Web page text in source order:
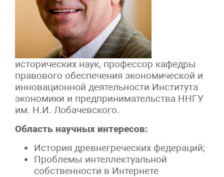
исторических наук, профессор кафедры
правового обеспечения экономической и
инновационной деятельности Института
экономики и предпринимательства ННГУ
им. Н.И. Лобачевского.
Область научных интересов:
История древнегреческих федераций;
Проблемы интеллектуальной
собственности в Интернете